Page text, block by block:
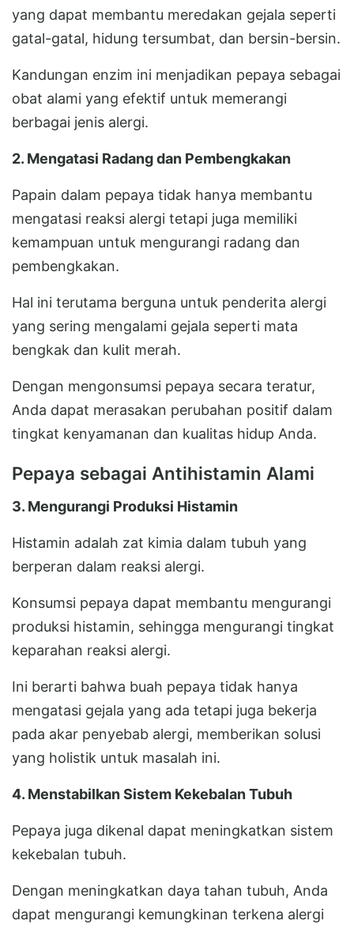
yang dapat membantu meredakan gejala seperti
gatal-gatal, hidung tersumbat, dan bersin-bersin.
Kandungan enzim ini menjadikan pepaya sebagai
obat alami yang efektif untuk memerangi
berbagai jenis alergi.
2. Mengatasi Radang dan Pembengkakan
Papain dalam pepaya tidak hanya membantu
mengatasi reaksi alergi tetapi juga memiliki
kemampuan untuk mengurangi radang dan
pembengkakan.
Hal ini terutama berguna untuk penderita alergi
yang sering mengalami gejala seperti mata
bengkak dan kulit merah.
Dengan mengonsumsi pepaya secara teratur,
Anda dapat merasakan perubahan positif dalam
tingkat kenyamanan dan kualitas hidup Anda.
Pepaya sebagai Antihistamin Alami
3. Mengurangi Produksi Histamin
Histamin adalah zat kimia dalam tubuh yang
berperan dalam reaksi alergi.
Konsumsi pepaya dapat membantu mengurangi
produksi histamin, sehingga mengurangi tingkat
keparahan reaksi alergi.
Ini berarti bahwa buah pepaya tidak hanya
mengatasi gejala yang ada tetapi juga bekerja
pada akar penyebab alergi, memberikan solusi
yang holistik untuk masalah ini.
4. Menstabilkan Sistem Kekebalan Tubuh
Pepaya juga dikenal dapat meningkatkan sistem
kekebalan tubuh.
Dengan meningkatkan daya tahan tubuh, Anda
dapat mengurangi kemungkinan terkena alergi